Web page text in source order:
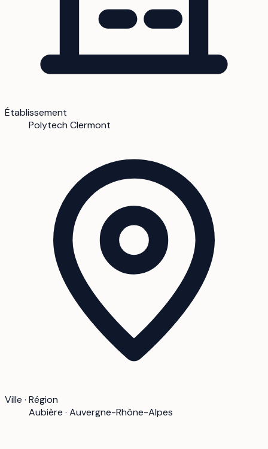
Établissement
Polytech Clermont
Ville · Région
Aubière · Auvergne-Rhône-Alpes